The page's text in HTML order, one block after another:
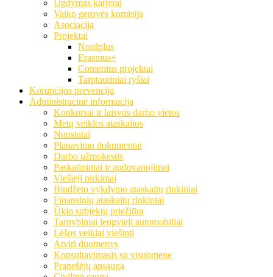
Ugdymas karjerai
Vaiko gerovės komisija
Asociacija
Projektai
Nordplus
Erasmus+
Comenius projektai
Tarptautiniai ryšiai
Korupcijos prevencija
Administracinė informacija
Konkursai ir laisvos darbo vietos
Metų veiklos ataskaitos
Nuostatai
Planavimo dokumentai
Darbo užmokestis
Paskatinimai ir apdovanojimai
Viešieji pirkimai
Biudžeto vykdymo ataskaitų rinkiniai
Finansinių ataskaitų rinkiniai
Ūkio subjektų priežiūra
Tarnybiniai lengvieji automobiliai
Lėšos veiklai viešinti
Atviri duomenys
Konsultavimasis su visuomene
Pranešėjų apsauga